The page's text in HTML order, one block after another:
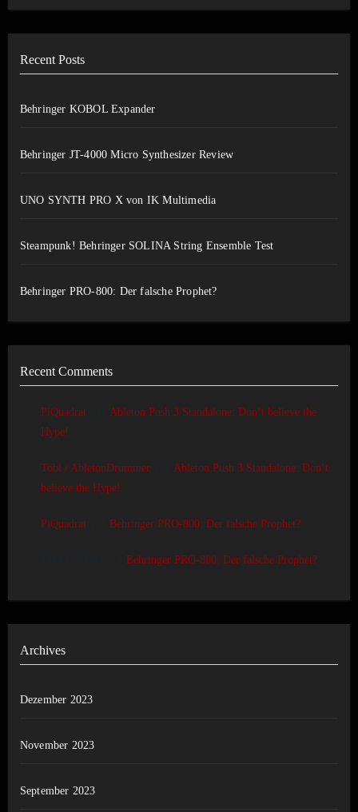
Recent Posts
Behringer KOBOL Expander
Behringer JT-4000 Micro Synthesizer Review
UNO SYNTH PRO X von IK Multimedia
Steampunk! Behringer SOLINA String Ensemble Test
Behringer PRO-800: Der falsche Prophet?
Recent Comments
PiQuadratzu
Ableton Push 3 Standalone: Don’t believe the
Hype!
Tobi / AbletonDrummerzu
Ableton Push 3 Standalone: Don’t
believe the Hype!
PiQuadratzu Behringer PRO-800: Der falsche Prophet?
Behringer PRO-800: Der falsche Prophet?
Archives
Dezember 2023
November 2023
September 2023